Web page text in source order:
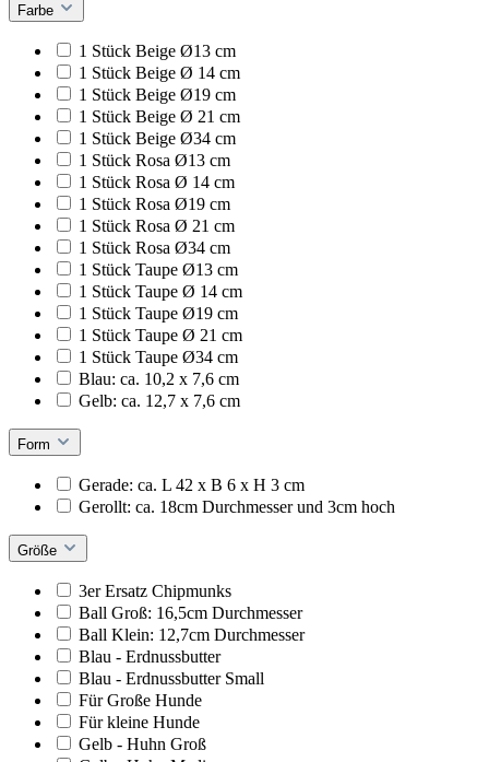
Farbe
1 Stück Beige Ø13 cm
1 Stück Beige Ø 14 cm
1 Stück Beige Ø19 cm
1 Stück Beige Ø 21 cm
1 Stück Beige Ø34 cm
1 Stück Rosa Ø13 cm
1 Stück Rosa Ø 14 cm
1 Stück Rosa Ø19 cm
1 Stück Rosa Ø 21 cm
1 Stück Rosa Ø34 cm
1 Stück Taupe Ø13 cm
1 Stück Taupe Ø 14 cm
1 Stück Taupe Ø19 cm
1 Stück Taupe Ø 21 cm
1 Stück Taupe Ø34 cm
Blau: ca. 10,2 x 7,6 cm
Gelb: ca. 12,7 x 7,6 cm
Form
Gerade: ca. L 42 x B 6 x H 3 cm
Gerollt: ca. 18cm Durchmesser und 3cm hoch
Größe
3er Ersatz Chipmunks
Ball Groß: 16,5cm Durchmesser
Ball Klein: 12,7cm Durchmesser
Blau - Erdnussbutter
Blau - Erdnussbutter Small
Für Große Hunde
Für kleine Hunde
Gelb - Huhn Groß